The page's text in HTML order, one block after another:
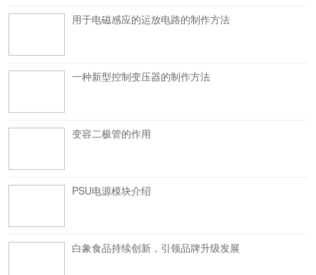
用于电磁感应的运放电路的制作方法
一种新型控制变压器的制作方法
变容二极管的作用
PSU电源模块介绍
白象食品持续创新，引领品牌升级发展